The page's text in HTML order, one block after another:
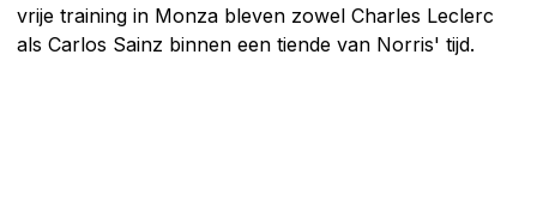
vrije training in Monza bleven zowel Charles Leclerc
als Carlos Sainz binnen een tiende van Norris' tijd.